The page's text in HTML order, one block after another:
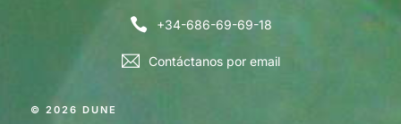
+34-686-69-69-18
Contáctanos por email
© 2026 DUNE